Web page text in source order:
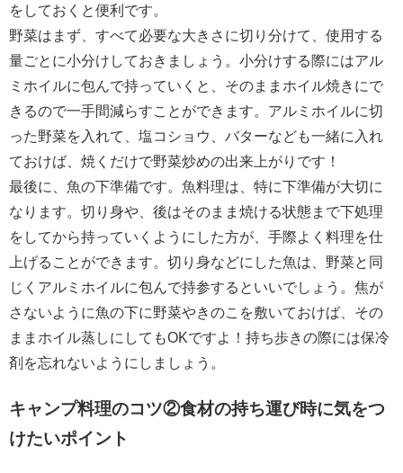
をしておくと便利です。
野菜はまず、すべて必要な大きさに切り分けて、使用する
量ごとに小分けしておきましょう。小分けする際にはアル
ミホイルに包んで持っていくと、そのままホイル焼きにで
きるので一手間減らすことができます。アルミホイルに切
った野菜を入れて、塩コショウ、バターなども一緒に入れ
ておけば、焼くだけで野菜炒めの出来上がりです！
最後に、魚の下準備です。魚料理は、特に下準備が大切に
なります。切り身や、後はそのまま焼ける状態まで下処理
をしてから持っていくようにした方が、手際よく料理を仕
上げることができます。切り身などにした魚は、野菜と同
じくアルミホイルに包んで持参するといいでしょう。焦が
さないように魚の下に野菜やきのこを敷いておけば、その
ままホイル蒸しにしてもOKですよ！持ち歩きの際には保冷
剤を忘れないようにしましょう。
キャンプ料理のコツ②食材の持ち運び時に気をつ
けたいポイント